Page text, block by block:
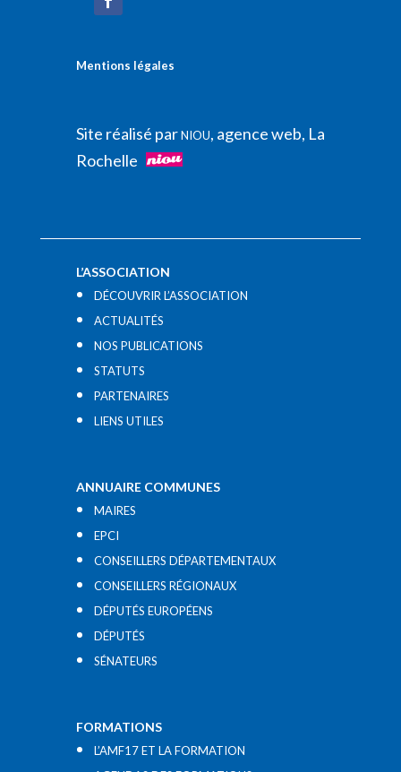
Mentions légales
Site réalisé parNIOU, agence web, La
Rochelle
L’ASSOCIATION
DÉCOUVRIR L’ASSOCIATION
ACTUALITÉS
NOS PUBLICATIONS
STATUTS
PARTENAIRES
LIENS UTILES​
ANNUAIRE COMMUNES
MAIRES
EPCI
CONSEILLERS DÉPARTEMENTAUX
CONSEILLERS RÉGIONAUX
DÉPUTÉS EUROPÉENS
DÉPUTÉS
SÉNATEURS
FORMATIONS
L’AMF17 ET LA FORMATION